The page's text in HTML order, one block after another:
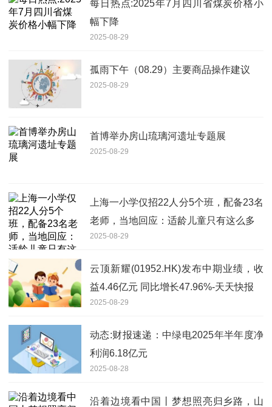
每日热点:2025年7月四川省煤炭价格小
幅下降
2025-08-29
孤雨下午（08.29）主要商品操作建议
2025-08-29
首博举办房山琉璃河遗址专题展
2025-08-29
上海一小学仅招22人分5个班，配备23名
老师，当地回应：适龄儿童只有这么多
2025-08-29
云顶新耀(01952.HK)发布中期业绩，收
益4.46亿元 同比增长47.96%-天天快报
2025-08-29
动态:财报速递：中绿电2025年半年度净
利润6.18亿元
2025-08-28
沿着边境看中国丨梦想照亮归乡路，山